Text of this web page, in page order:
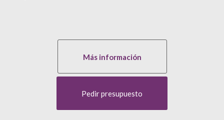
Más información
Pedir presupuesto